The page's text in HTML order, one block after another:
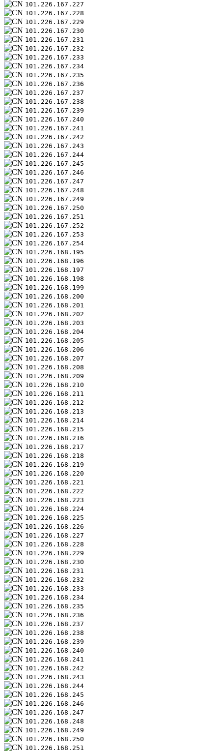
101.226.167.227
101.226.167.228
101.226.167.229
101.226.167.230
101.226.167.231
101.226.167.232
101.226.167.233
101.226.167.234
101.226.167.235
101.226.167.236
101.226.167.237
101.226.167.238
101.226.167.239
101.226.167.240
101.226.167.241
101.226.167.242
101.226.167.243
101.226.167.244
101.226.167.245
101.226.167.246
101.226.167.247
101.226.167.248
101.226.167.249
101.226.167.250
101.226.167.251
101.226.167.252
101.226.167.253
101.226.167.254
101.226.168.195
101.226.168.196
101.226.168.197
101.226.168.198
101.226.168.199
101.226.168.200
101.226.168.201
101.226.168.202
101.226.168.203
101.226.168.204
101.226.168.205
101.226.168.206
101.226.168.207
101.226.168.208
101.226.168.209
101.226.168.210
101.226.168.211
101.226.168.212
101.226.168.213
101.226.168.214
101.226.168.215
101.226.168.216
101.226.168.217
101.226.168.218
101.226.168.219
101.226.168.220
101.226.168.221
101.226.168.222
101.226.168.223
101.226.168.224
101.226.168.225
101.226.168.226
101.226.168.227
101.226.168.228
101.226.168.229
101.226.168.230
101.226.168.231
101.226.168.232
101.226.168.233
101.226.168.234
101.226.168.235
101.226.168.236
101.226.168.237
101.226.168.238
101.226.168.239
101.226.168.240
101.226.168.241
101.226.168.242
101.226.168.243
101.226.168.244
101.226.168.245
101.226.168.246
101.226.168.247
101.226.168.248
101.226.168.249
101.226.168.250
101.226.168.251